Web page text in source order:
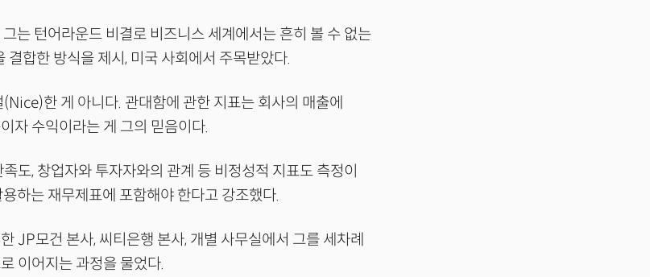
는 턴어라운드 비결로 비즈니스 세계에서는 흔히 볼 수 없는
결합한 방식을 제시, 미국 사회에서 주목받았다.
한 게 아니다. 관대함에 관한 지표는 회사의 매출에
자 수익이라는 게 그의 믿음이다.
도, 창업자와 투자자와의 관계 등 비정성적 지표도 측정이
하는 재무제표에 포함해야 한다고 강조했다.
JP모건 본사, 씨티은행 본사, 개별 사무실에서 그를 세차례
이어지는 과정을 물었다.